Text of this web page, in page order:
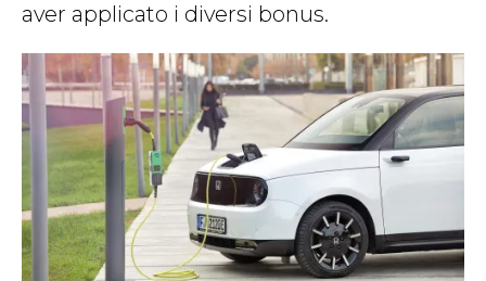
aver applicato i diversi bonus.